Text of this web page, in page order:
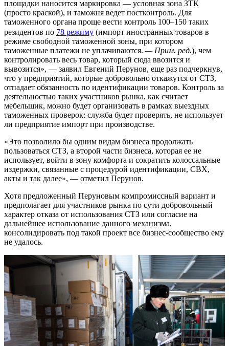
площадки наносится маркировка — условная зона ЗТК
(просто краской), и таможня ведет постконтроль. Для
таможенного органа проще вести контроль 100–150 таких
резидентов по 78 режиму (импорт иностранных товаров в
режиме свободной таможенной зоны, при котором
таможенные платежи не уплачиваются. — Прим. ред.), чем
контролировать весь товар, который сюда ввозится и
вывозится», — заявил Евгений Перунов, еще раз подчеркнув,
что у предприятий, которые добровольно откажутся от СТЗ,
отпадает обязанность по идентификации товаров. Контроль за
деятельностью таких участников рынка, как считает
мебельщик, можно будет организовать в рамках выездных
таможенных проверок: служба будет проверять, не использует
ли предприятие импорт при производстве.
«Это позволило бы одним видам бизнеса продолжать
пользоваться СТЗ, а второй части бизнеса, которая ее не
использует, войти в зону комфорта и сократить колоссальные
издержки, связанные с процедурой идентификации, СВХ,
акты и так далее», — отметил Перунов.
Хотя предложенный Перуновым компромиссный вариант и
предполагает для участников рынка по сути добровольный
характер отказа от использования СТЗ или согласие на
дальнейшее использование данного механизма,
консолидировать под такой проект все бизнес-сообщество ему
не удалось.